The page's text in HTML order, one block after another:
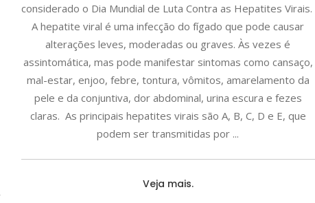
considerado o Dia Mundial de Luta Contra as Hepatites Virais.
A hepatite viral é uma infecção do fígado que pode causar
alterações leves, moderadas ou graves. Às vezes é
assintomática, mas pode manifestar sintomas como cansaço,
mal-estar, enjoo, febre, tontura, vômitos, amarelamento da
pele e da conjuntiva, dor abdominal, urina escura e fezes
claras. As principais hepatites virais são A, B, C, D e E, que
podem ser transmitidas por
Veja mais.